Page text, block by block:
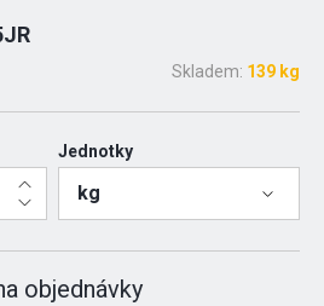
Skladem: 139 kg
Jednotky
kg
objednávky